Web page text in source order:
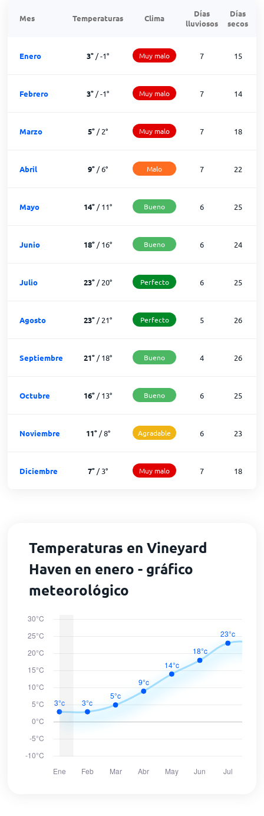
Mes Temperaturas Clima
Días
lluviosos
Días
secos
Enero 3° /-1° Muy malo 7 15
Febrero 3° /-1° Muy malo 7 14
Marzo 5° /2° Muy malo 7 18
Abril 9° /6° Malo 7 22
Mayo 14° /11° Bueno 6 25
Junio 18° /16° Bueno 6 24
Julio 23° /20° Perfecto 6 25
Agosto 23° /21° Perfecto 5 26
Septiembre 21° /18° Bueno 4 26
Octubre 16° /13° Bueno 6 25
Noviembre 11°/8° Agradable 6 23
Diciembre 7° /3° Muy malo 7 18
Temperaturas en Vineyard
Haven en enero - gráfico
meteorológico